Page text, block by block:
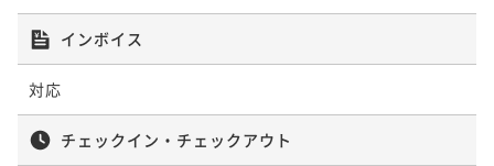
インボイス
対応
チェックイン・チェックアウト